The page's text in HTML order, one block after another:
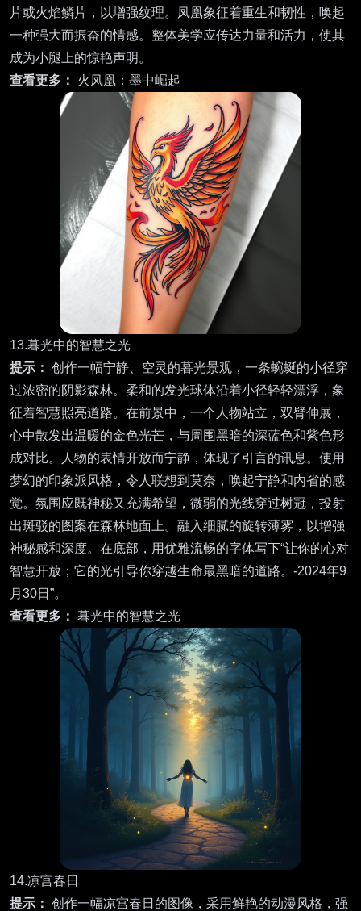
片或火焰鳞片，以增强纹理。凤凰象征着重生和韧性，唤起
一种强大而振奋的情感。整体美学应传达力量和活力，使其
成为小腿上的惊艳声明。
查看更多：
火凤凰：墨中崛起
13.暮光中的智慧之光
提示： 创作一幅宁静、空灵的暮光景观，一条蜿蜒的小径穿
过浓密的阴影森林。柔和的发光球体沿着小径轻轻漂浮，象
征着智慧照亮道路。在前景中，一个人物站立，双臂伸展，
心中散发出温暖的金色光芒，与周围黑暗的深蓝色和紫色形
成对比。人物的表情开放而宁静，体现了引言的讯息。使用
梦幻的印象派风格，令人联想到莫奈，唤起宁静和内省的感
觉。氛围应既神秘又充满希望，微弱的光线穿过树冠，投射
出斑驳的图案在森林地面上。融入细腻的旋转薄雾，以增强
神秘感和深度。在底部，用优雅流畅的字体写下“让你的心对
智慧开放；它的光引导你穿越生命最黑暗的道路。-2024年9
月30日”。
查看更多： 暮光中的智慧之光
14.凉宫春日
提示： 创作一幅凉宫春日的图像，采用鲜艳的动漫风格，强